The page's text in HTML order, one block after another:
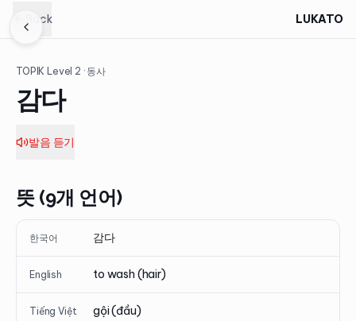
Back LUKATO
TOPIK Level 2 · 동사
감다
발음 듣기
뜻 (9개 언어)
한국어 감다
English to wash (hair)
Tiếng Việt gội (đầu)